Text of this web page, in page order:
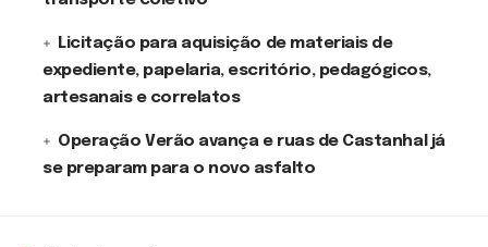
Licitação para aquisição de materiais de
expediente, papelaria, escritório, pedagógicos,
artesanais e correlatos
Operação Verão avança e ruas de Castanhal já
se preparam para o novo asfalto